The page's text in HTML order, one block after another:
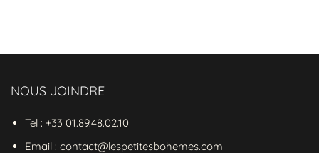
NOUS JOINDRE
Tel : +33 01.89.48.02.10
Email : contact@lespetitesbohemes.com